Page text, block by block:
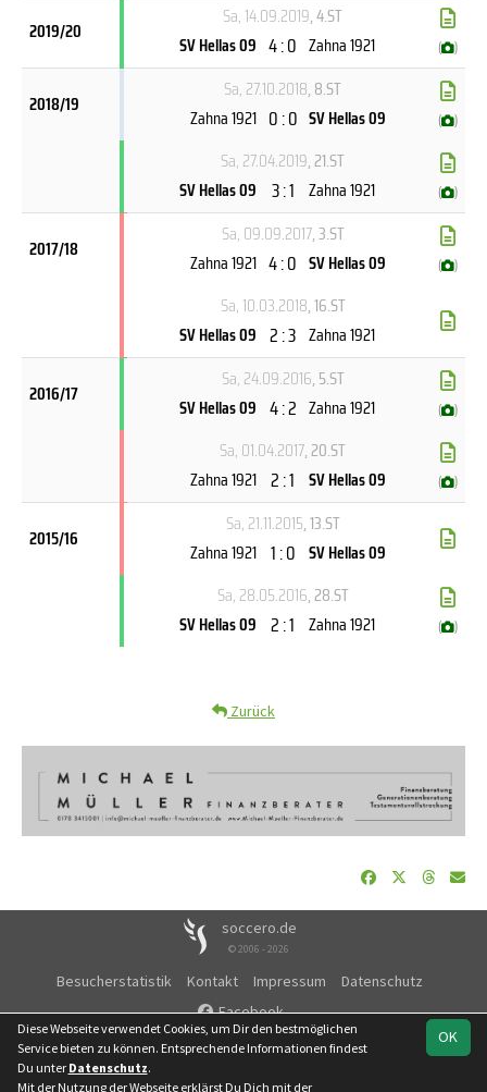
2019/20
Sa, 14.09.2019, 4.ST
SV Hellas 09 4 : 0 Zahna 1921 ( )
2018/19
Sa, 27.10.2018, 8.ST
Zahna 1921 0 : 0 SV Hellas 09 ( )
Sa, 27.04.2019, 21.ST
SV Hellas 09 3 : 1 Zahna 1921 ( )
2017/18
Sa, 09.09.2017, 3.ST
Zahna 1921 4 : 0 SV Hellas 09 ( )
Sa, 10.03.2018, 16.ST
SV Hellas 09 2 : 3 Zahna 1921
2016/17
Sa, 24.09.2016, 5.ST
SV Hellas 09 4 : 2 Zahna 1921 ( )
Sa, 01.04.2017, 20.ST
Zahna 1921 2 : 1 SV Hellas 09 ( )
2015/16
Sa, 21.11.2015, 13.ST
Zahna 1921 1 : 0 SV Hellas 09
Sa, 28.05.2016, 28.ST
SV Hellas 09 2 : 1 Zahna 1921 ( )
Zurück
soccero.de
© 2006 - 2026
Besucherstatistik Kontakt Impressum
Datenschutz
Facebook
OK
Diese Webseite verwendet Cookies, um Dir den bestmöglichen
Service bieten zu können. Entsprechende Informationen findest
Du unter Datenschutz.
Mit der Nutzung der Webseite erklärst Du Dich mit der